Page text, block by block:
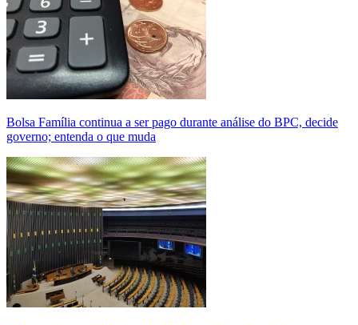
Bolsa Família continua a ser pago durante análise do BPC, decide
governo; entenda o que muda